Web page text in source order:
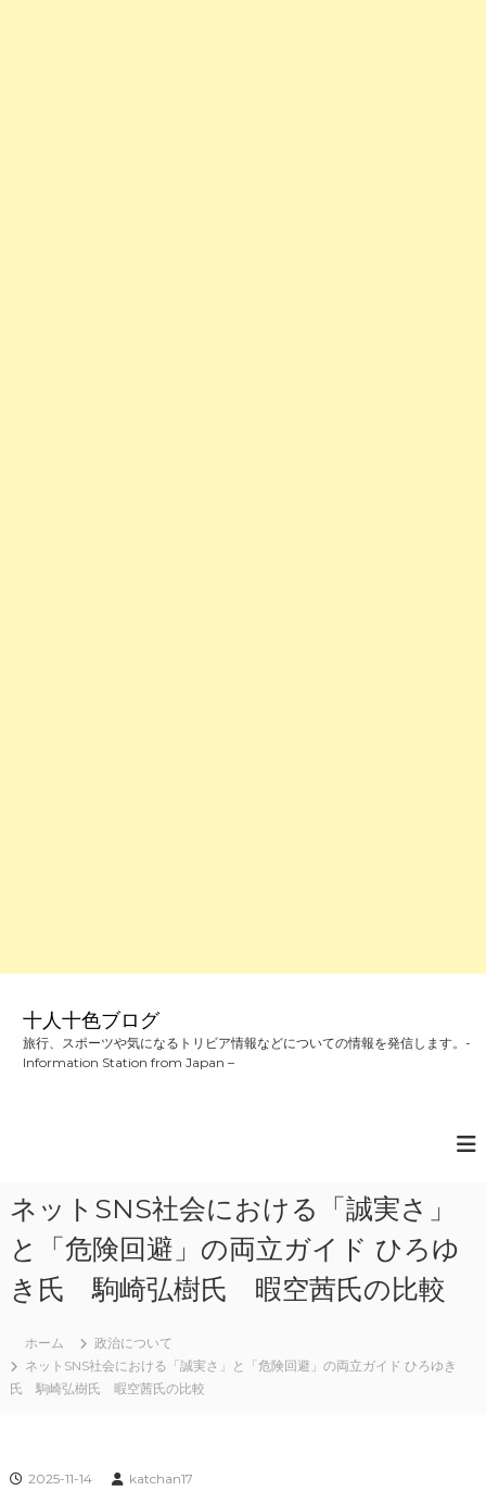
十人十色ブログ
旅行、スポーツや気になるトリビア情報などについての情報を発信します。-
Information Station from Japan –
ネットSNS社会における「誠実さ」
と「危険回避」の両立ガイド ひろゆ
き氏 駒崎弘樹氏 暇空茜氏の比較
ホーム
政治について
ネットSNS社会における「誠実さ」と「危険回避」の両立ガイド ひろゆき
氏 駒崎弘樹氏 暇空茜氏の比較
2025-11-14 katchan17